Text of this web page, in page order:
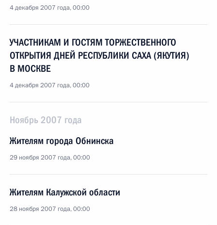
4 декабря 2007 года, 00:00
УЧАСТНИКАМ И ГОСТЯМ ТОРЖЕСТВЕННОГО
ОТКРЫТИЯ ДНЕЙ РЕСПУБЛИКИ САХА (ЯКУТИЯ)
В МОСКВЕ
4 декабря 2007 года, 00:00
Ноябрь 2007 года
Жителям города Обнинска
29 ноября 2007 года, 00:00
Жителям Калужской области
28 ноября 2007 года, 00:00